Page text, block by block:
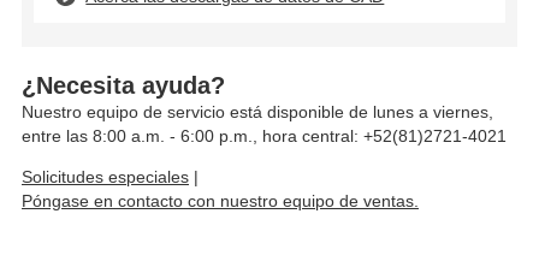
¿Necesita ayuda?
Nuestro equipo de servicio está disponible de lunes a viernes,
entre las 8:00 a.m. - 6:00 p.m., hora central: +52(81)2721-4021
Solicitudes especiales |
Póngase en contacto con nuestro equipo de ventas.